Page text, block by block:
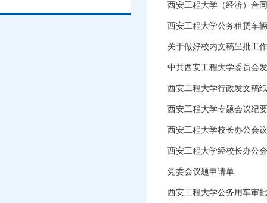
西安工程大学（经济）合
西安工程大学公务租赁车
关于做好校内文稿呈批工
中共西安工程大学委员会
西安工程大学行政发文稿纸
西安工程大学专题会议纪
西安工程大学校长办公会
西安工程大学经校长办公
党委会议题申请单
西安工程大学公务用车审